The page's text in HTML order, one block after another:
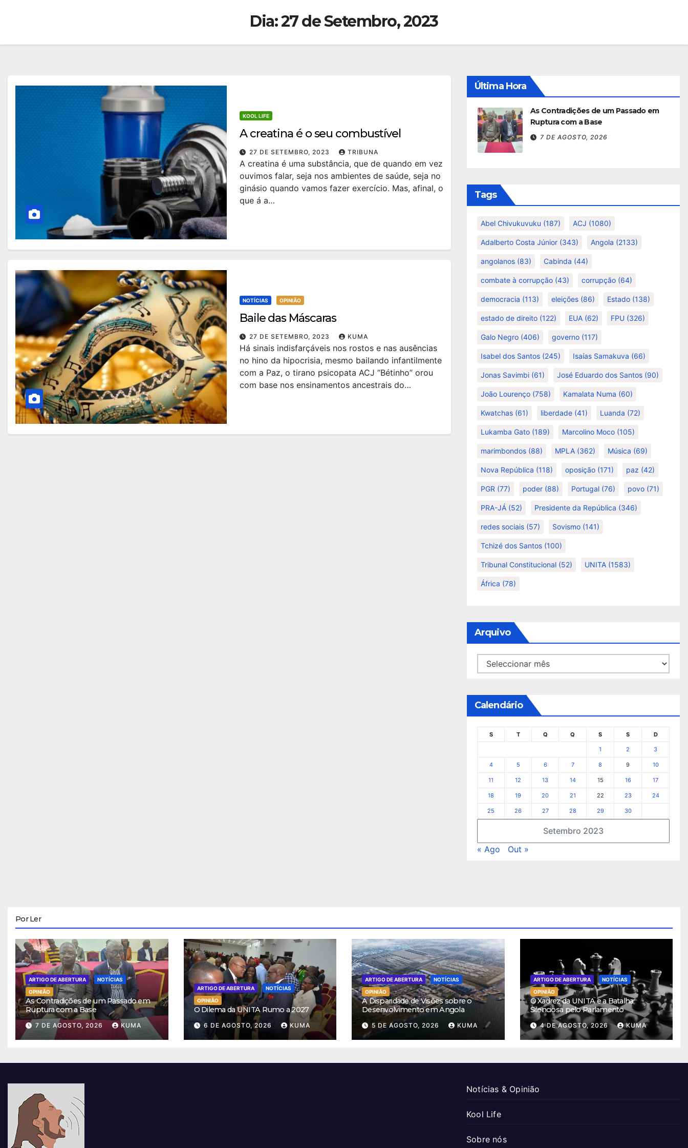
Dia:27 de Setembro, 2023
KOOL LIFE
A creatina é o seu combustível
27 DE SETEMBRO, 2023 TRIBUNA
A creatina é uma substância, que de quando em vez
ouvimos falar, seja nos ambientes de saúde, seja no
ginásio quando vamos fazer exercício. Mas, afinal, o
que á a…
NOTÍCIAS OPINIÃO
Baile das Máscaras
27 DE SETEMBRO, 2023 KUMA
Há sinais indisfarçáveis nos rostos e nas ausências
no hino da hipocrisia, mesmo bailando infantilmente
com a Paz, o tirano psicopata ACJ “Bétinho” orou
com base nos ensinamentos ancestrais do…
Última Hora
As Contradições de um Passado em
Ruptura com a Base
7 DE AGOSTO, 2026
Tags
Abel Chivukuvuku (187) ACJ (1080)
Adalberto Costa Júnior (343) Angola (2133)
angolanos (83) Cabinda (44)
combate à corrupção (43) corrupção (64)
democracia (113) eleições (86) Estado (138)
estado de direito (122) EUA (62) FPU (326)
Galo Negro (406) governo (117)
Isabel dos Santos (245) Isaías Samakuva (66)
Jonas Savimbi (61) José Eduardo dos Santos (90)
João Lourenço (758) Kamalata Numa (60)
Kwatchas (61) liberdade (41) Luanda (72)
Lukamba Gato (189) Marcolino Moco (105)
marimbondos (88) MPLA (362) Música (69)
Nova República (118) oposição (171) paz (42)
PGR (77) poder (88) Portugal (76) povo (71)
PRA-JÁ (52) Presidente da República (346)
redes sociais (57) Sovismo (141)
Tchizé dos Santos (100)
Tribunal Constitucional (52) UNITA (1583)
África (78)
Arquivo
Arquivo
Calendário
Setembro 2023
S T Q Q S S D
1 2 3
4 5 6 7 8 9 10
11 12 13 14 15 16 17
18 19 20 21 22 23 24
25 26 27 28 29 30
« Ago Out »
Por Ler
ARTIGO DE ABERTURA
NOTÍCIAS
OPINIÃO
As Contradições de um Passado em
Ruptura com a Base
7 DE AGOSTO, 2026 KUMA
ARTIGO DE ABERTURA
NOTÍCIAS
OPINIÃO
O Dilema da UNITA Rumo a 2027
6 DE AGOSTO, 2026 KUMA
ARTIGO DE ABERTURA
NOTÍCIAS
OPINIÃO
A Disparidade de Visões sobre o
Desenvolvimento em Angola
5 DE AGOSTO, 2026 KUMA
ARTIGO DE ABERTURA
NOTÍCIAS
OPINIÃO
O Xadrez da UNITA e a Batalha
Silenciosa pelo Parlamento
4 DE AGOSTO, 2026 KUMA
Notícias & Opinião
Kool Life
Sobre nós